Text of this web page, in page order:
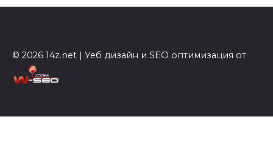
© 2026 14z.net | Уеб дизайн и SEO оптимизация от